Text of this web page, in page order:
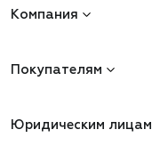
Компания
Покупателям
Юридическим лицам